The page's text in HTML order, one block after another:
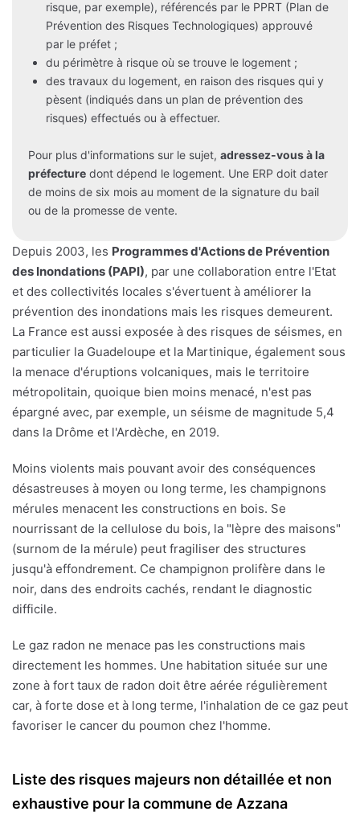
risque, par exemple), référencés par le PPRT (Plan de
Prévention des Risques Technologiques) approuvé
par le préfet ;
du périmètre à risque où se trouve le logement ;
des travaux du logement, en raison des risques qui y
pèsent (indiqués dans un plan de prévention des
risques) effectués ou à effectuer.
Pour plus d'informations sur le sujet, adressez-vous à la
préfecture dont dépend le logement. Une ERP doit dater
de moins de six mois au moment de la signature du bail
ou de la promesse de vente.
Depuis 2003, les Programmes d'Actions de Prévention
des Inondations (PAPI), par une collaboration entre l'Etat
et des collectivités locales s'évertuent à améliorer la
prévention des inondations mais les risques demeurent.
La France est aussi exposée à des risques de séismes, en
particulier la Guadeloupe et la Martinique, également sous
la menace d'éruptions volcaniques, mais le territoire
métropolitain, quoique bien moins menacé, n'est pas
épargné avec, par exemple, un séisme de magnitude 5,4
dans la Drôme et l'Ardèche, en 2019.
Moins violents mais pouvant avoir des conséquences
désastreuses à moyen ou long terme, les champignons
mérules menacent les constructions en bois. Se
nourrissant de la cellulose du bois, la "lèpre des maisons"
(surnom de la mérule) peut fragiliser des structures
jusqu'à effondrement. Ce champignon prolifère dans le
noir, dans des endroits cachés, rendant le diagnostic
difficile.
Le gaz radon ne menace pas les constructions mais
directement les hommes. Une habitation située sur une
zone à fort taux de radon doit être aérée régulièrement
car, à forte dose et à long terme, l'inhalation de ce gaz peut
favoriser le cancer du poumon chez l'homme.
Liste des risques majeurs non détaillée et non
exhaustive pour la commune de Azzana